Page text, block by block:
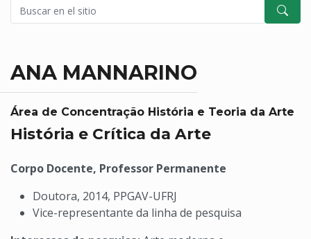
ANA MANNARINO
Área de Concentração História e Teoria da Arte
História e Crítica da Arte
Corpo Docente, Professor Permanente
Doutora, 2014, PPGAV-UFRJ
Vice-representante da linha de pesquisa